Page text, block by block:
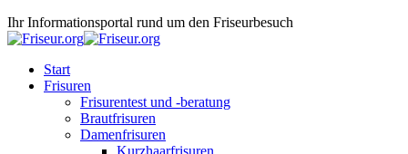
Ihr Informationsportal rund um den Friseurbesuch
Start
Frisuren
Frisurentest und -beratung
Brautfrisuren
Damenfrisuren
Kurzhaarfrisuren